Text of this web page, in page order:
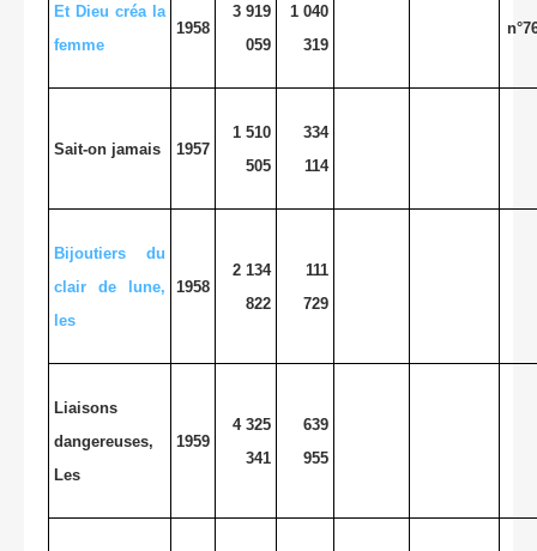
Et Dieu créa la
femme
1958
3 919
059
1 040
319
Sait-on jamais 1957
1 510
505
334
114
Bijoutiers du
clair de lune,
les
1958
2 134
822
111
729
Liaisons
dangereuses,
Les
1959
4 325
341
639
955